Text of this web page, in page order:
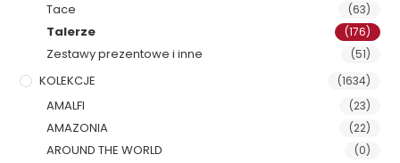
Tace (63)
Talerze (176)
Zestawy prezentowe i inne (51)
KOLEKCJE (1634)
AMALFI (23)
AMAZONIA (22)
AROUND THE WORLD (0)